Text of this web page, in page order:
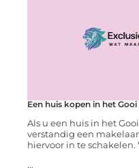
Een huis kopen in het
Als u een huis in het
verstandig een
hiervoor in te schakelen.
...